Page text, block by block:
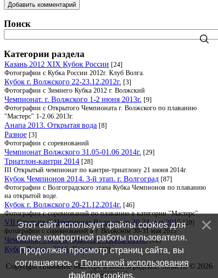
Добавить комментарий
Поиск
Категории раздела
Казань 2012 XIX Кубок России [24]
Фотографии с Кубка России 2012г. Клуб Волга.
Кубок г. Волжского 22-23.12.2012г. [3]
Фотографии с Зимнего Кубка 2012 г. Волжский
Чемпионат. г. Волжского 1-2 июня 2013г. [9]
Фотографии с Открытого Чемпионата г. Волжского по плаванию
"Мастерс" 1-2.06.2013г.
Анапа 2013. Открытая вода [8]
Разное [3]
Фотографии с соревнований
Чемпионат Волжского 31.05-01.06 2014г. [29]
Триатлон-кантри 2014 [28]
III Открытый чемпионат по кантри-триатлону 21 июня 2014г.
Кубок Чемпионов 2014. 3-й этап. г. Волгоград [87]
Фотографии с Волгоградского этапа Кубка Чемпионов по плаванию
на открытой воде.
Кубок г. Волжского 20-21.12.2014г. [46]
Фотографии с соревнований по плаванию в категории "Мастерс"
VII Открытый Чемпионат Волжского 30-31 мая 2015 [28]
фотографии с соревнований в г. Волжском 30-31 мая 2015
Чемпионат России "Мастерс" Пенза 2016г. [12]
Кубок России 2016. Казань. [38]
Copyright Плавание Мастерс в Волгоградской области © 2026
Этот сайт использует файлы cookies для
более комфортной работы пользователя.
Продолжая просмотр страниц сайта, вы
соглашаетесь сПолитикой использования
файлов cookies.